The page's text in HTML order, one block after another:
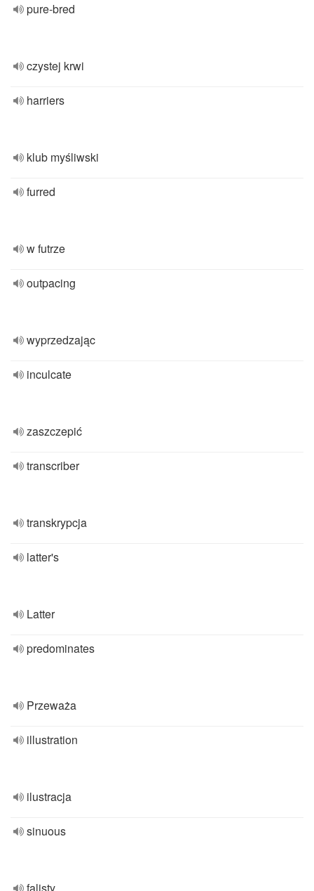
pure-bred
czystej krwi
harriers
klub myśliwski
furred
w futrze
outpacing
wyprzedzając
inculcate
zaszczepić
transcriber
transkrypcja
latter's
Latter
predominates
Przeważa
illustration
ilustracja
sinuous